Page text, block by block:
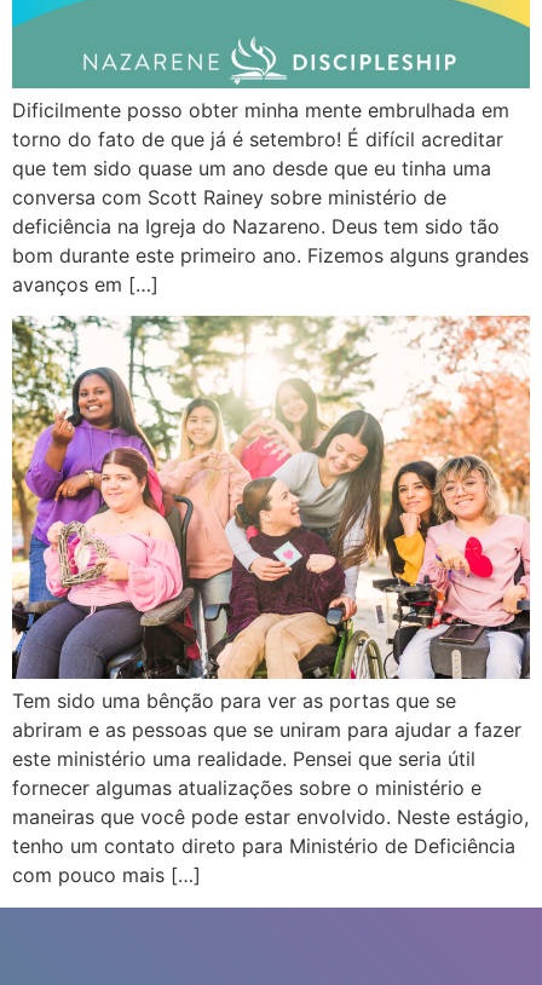
Dificilmente posso obter minha mente embrulhada em
torno do fato de que já é setembro! É difícil acreditar
que tem sido quase um ano desde que eu tinha uma
conversa com Scott Rainey sobre ministério de
deficiência na Igreja do Nazareno. Deus tem sido tão
bom durante este primeiro ano. Fizemos alguns grandes
avanços em […]
Tem sido uma bênção para ver as portas que se
abriram e as pessoas que se uniram para ajudar a fazer
este ministério uma realidade. Pensei que seria útil
fornecer algumas atualizações sobre o ministério e
maneiras que você pode estar envolvido. Neste estágio,
tenho um contato direto para Ministério de Deficiência
com pouco mais […]